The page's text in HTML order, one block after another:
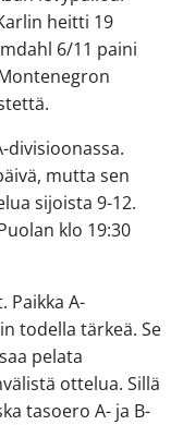
heitti 19
6/11 paini
divisioonassa.
mutta sen
sijoista 9-12.
klo 19:30
Paikka A-
todella tärkeä. Se
pelata
ottelua. Sillä
tasoero A- ja B-